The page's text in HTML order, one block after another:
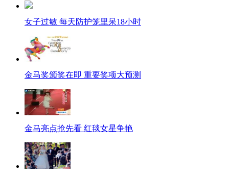
女子过敏 每天防护笼里呆18小时
金马奖颁奖在即 重要奖项大预测
金马亮点抢先看 红毯女星争艳